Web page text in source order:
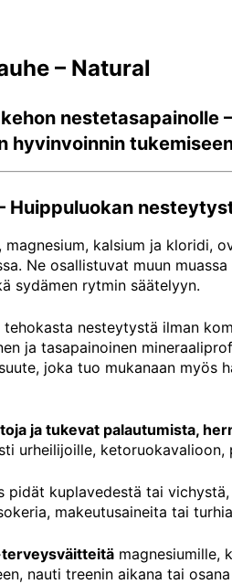
– Natural
nestetasapainolle
hyvinvoinnin
Huippuluokan
kalsium ja kloridi,
Ne osallistuvat muun
sydämen rytmin säätelyyn.
nesteytystä ilman
ja tasapainoinen
joka tuo mukanaan myös
ja tukevat palautumista,
urheilijoille,
pidät kuplavedestä tai
makeutusaineita tai
magnesiumille,
nauti treenin aikana tai